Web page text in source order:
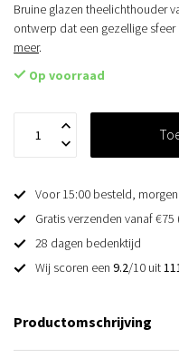
Bruine glazen theelichthouder
ontwerp dat een gezellige sfeer
meer.
Op voorraad
Voor 15:00 besteld, morgen
Gratis verzenden vanaf €75
28 dagen bedenktijd
Wij scoren een 9.2/10 uit
Productomschrijving